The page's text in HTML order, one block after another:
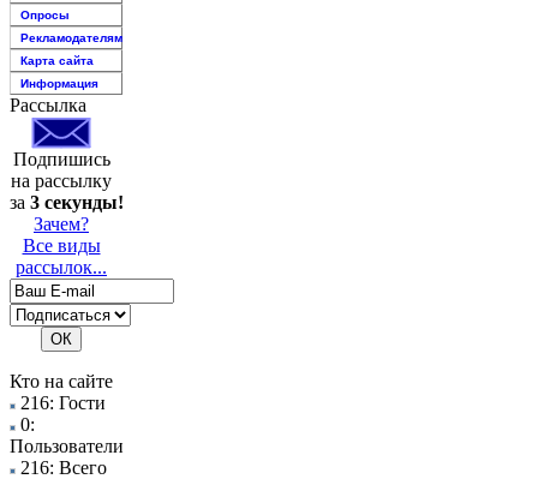
Опросы
Рекламодателям
Карта сайта
Информация
Рассылка
Подпишись
на рассылку
за 3 секунды!
Зачем?
Все виды
рассылок...
Кто на сайте
216: Гости
0:
Пользователи
216: Всего